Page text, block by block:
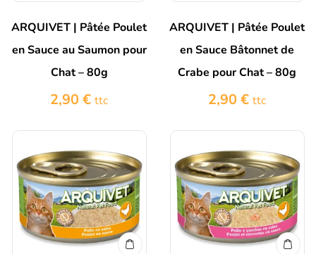
ARQUIVET | Pâtée Poulet
en Sauce au Saumon pour
Chat – 80g
2,90€ ttc
ARQUIVET | Pâtée Poulet
en Sauce Bâtonnet de
Crabe pour Chat – 80g
2,90€ ttc